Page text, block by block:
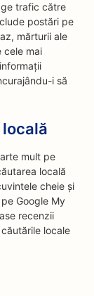
trafic către
postări pe
mărturii ale
cele mai
i să
mult pe
locală
cheie și
Google My
recenzii
locale